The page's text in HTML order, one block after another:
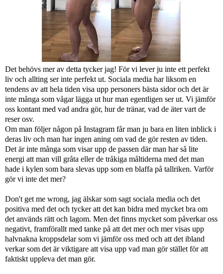
Det behövs mer av detta tycker jag! För vi lever ju inte ett perfekt
liv och allting ser inte perfekt ut. Sociala media har liksom en
tendens av att hela tiden visa upp personers bästa sidor och det är
inte många som vågar lägga ut hur man egentligen ser ut. Vi jämför
oss kontant med vad andra gör, hur de tränar, vad de äter vart de
reser osv.
Om man följer någon på Instagram får man ju bara en liten inblick i
deras liv och man har ingen aning om vad de gör resten av tiden.
Det är inte många som visar upp de passen där man har så lite
energi att man vill gråta eller de tråkiga måltiderna med det man
hade i kylen som bara slevas upp som en blaffa på tallriken. Varför
gör vi inte det mer?
Don't get me wrong, jag älskar som sagt sociala media och det
positiva med det och tycker att det kan bidra med mycket bra om
det används rätt och lagom. Men det finns mycket som påverkar oss
negativt, framförallt med tanke på att det mer och mer visas upp
halvnakna kroppsdelar som vi jämför oss med och att det ibland
verkar som det är viktigare att visa upp vad man gör stället för att
faktiskt uppleva det man gör.